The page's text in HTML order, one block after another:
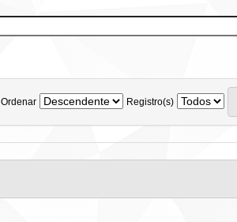
Ordenar Registro(s)